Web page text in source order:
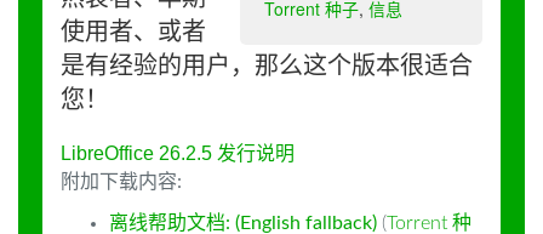
Torrent 种子, 信息
使用者、或者
是有经验的用户，那么这个版本很适合
您！
LibreOffice 26.2.5 发行说明
附加下载内容:
离线帮助文档: (English fallback) (Torrent 种